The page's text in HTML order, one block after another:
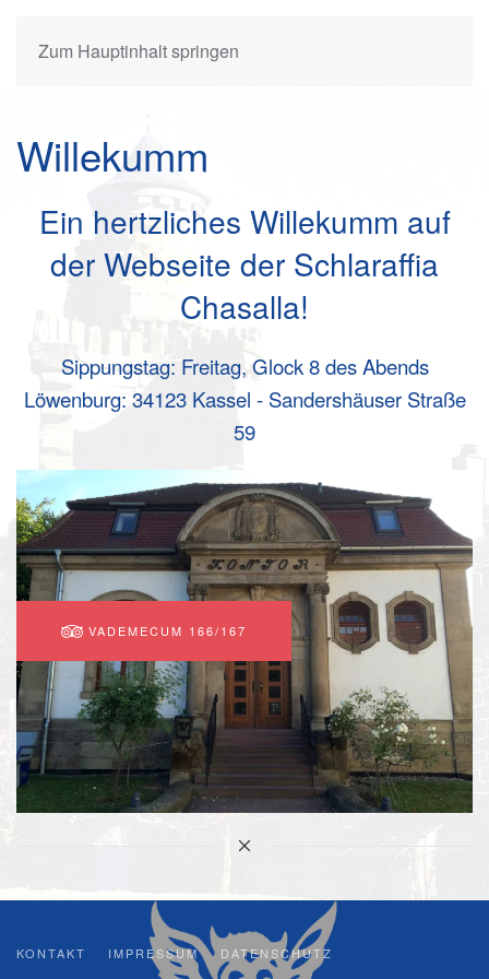
Zum Hauptinhalt springen
Willekumm
Ein hertzliches Willekumm auf
der Webseite der Schlaraffia
Chasalla!
Sippungstag: Freitag, Glock 8 des Abends
Löwenburg: 34123 Kassel - Sandershäuser Straße
59
VADEMECUM 166/167
KONTAKT IMPRESSUM DATENSCHUTZ